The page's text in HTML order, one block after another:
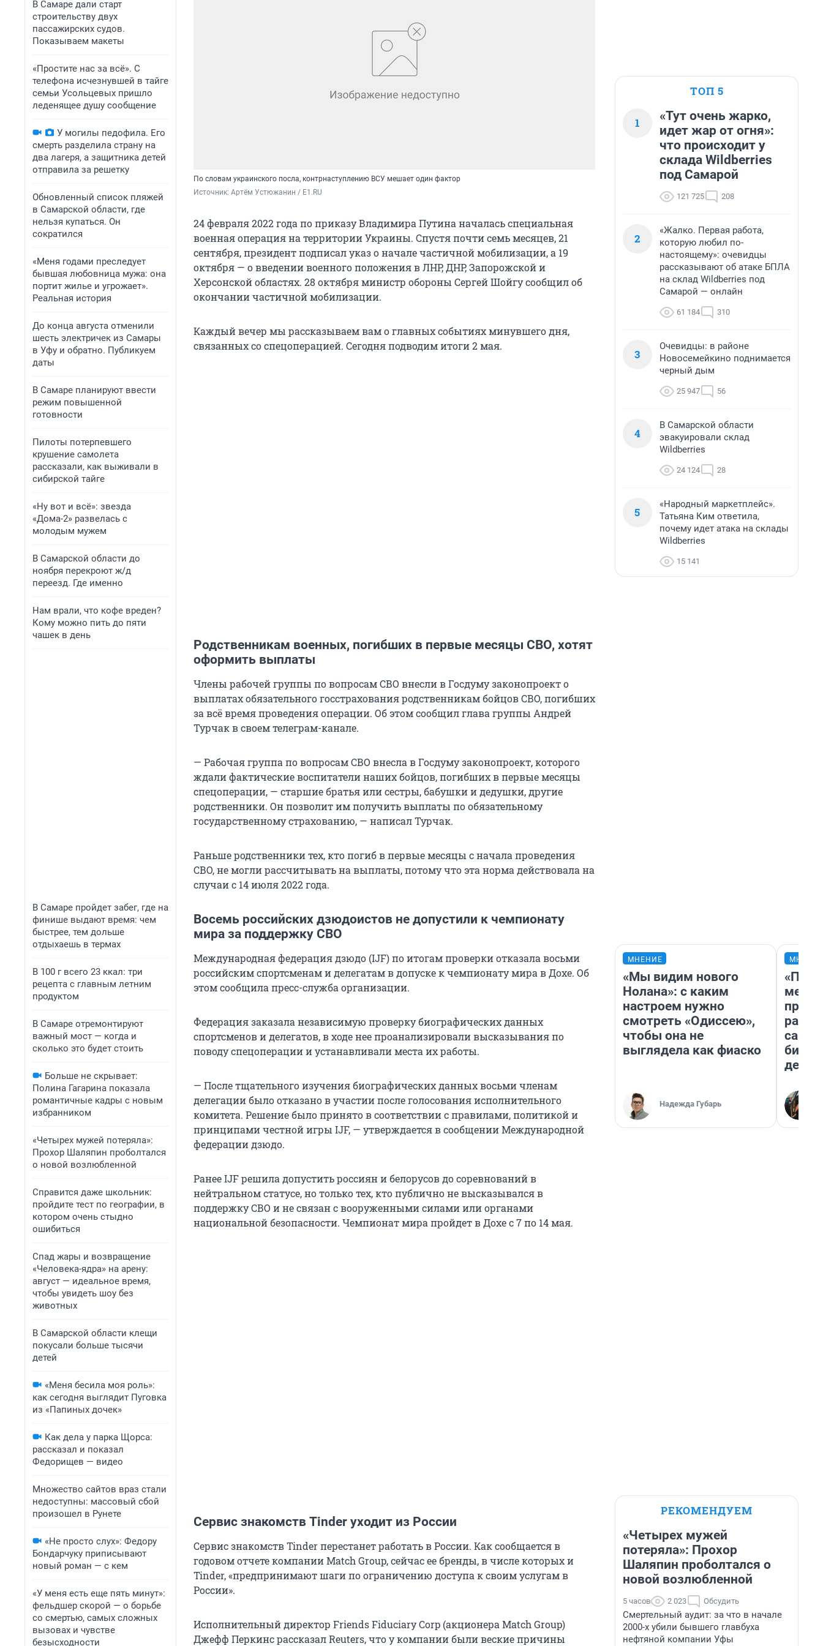
В Самаре дали старт
строительству двух
пассажирских судов.
Показываем макеты
«Простите нас за всё». С
телефона исчезнувшей в тайге
семьи Усольцевых пришло
леденящее душу сообщение
У могилы педофила. Его
смерть разделила страну на
два лагеря, а защитника детей
отправила за решетку
Обновленный список пляжей
в Самарской области, где
нельзя купаться. Он
сократился
«Меня годами преследует
бывшая любовница мужа: она
портит жилье и угрожает».
Реальная история
До конца августа отменили
шесть электричек из Самары
в Уфу и обратно. Публикуем
даты
В Самаре планируют ввести
режим повышенной
готовности
Пилоты потерпевшего
крушение самолета
рассказали, как выживали в
сибирской тайге
«Ну вот и всё»: звезда
«Дома-2» развелась с
молодым мужем
В Самарской области до
ноября перекроют ж/д
переезд. Где именно
Нам врали, что кофе вреден?
Кому можно пить до пяти
чашек в день
В Самаре пройдет забег, где на
финише выдают время: чем
быстрее, тем дольше
отдыхаешь в термах
В 100 г всего 23 ккал: три
рецепта с главным летним
продуктом
В Самаре отремонтируют
важный мост — когда и
сколько это будет стоить
Больше не скрывает:
Полина Гагарина показала
романтичные кадры с новым
избранником
«Четырех мужей потеряла»:
Прохор Шаляпин проболтался
о новой возлюбленной
Справится даже школьник:
пройдите тест по географии, в
котором очень стыдно
ошибиться
Спад жары и возвращение
«Человека-ядра» на арену:
август — идеальное время,
чтобы увидеть шоу без
животных
В Самарской области клещи
покусали больше тысячи
детей
«Меня бесила моя роль»:
как сегодня выглядит Пуговка
из «Папиных дочек»
Как дела у парка Щорса:
рассказал и показал
Федорищев — видео
Множество сайтов враз стали
недоступны: массовый сбой
произошел в Рунете
«Не просто слух»: Федору
Бондарчуку приписывают
новый роман — с кем
«У меня есть еще пять минут»:
фельдшер скорой — о борьбе
со смертью, самых сложных
вызовах и чувстве
безысходности
По словам украинского посла, контрнаступлению ВСУ мешает один фактор
Источник: Артём Устюжанин / E1.RU
24 февраля 2022 года по приказу Владимира Путина началась специальная
военная операция на территории Украины. Спустя почти семь месяцев, 21
сентября, президент подписал указ о начале частичной мобилизации, а 19
октября — о введении военного положения в ЛНР, ДНР, Запорожской и
Херсонской областях. 28 октября министр обороны Сергей Шойгу сообщил об
окончании частичной мобилизации.
Каждый вечер мы рассказываем вам о главных событиях минувшего дня,
связанных со спецоперацией. Сегодня подводим итоги 2 мая.
Родственникам военных, погибших в первые месяцы СВО, хотят
оформить выплаты
Члены рабочей группы по вопросам СВО внесли в Госдуму законопроект о
выплатах обязательного госстрахования родственникам бойцов СВО, погибших
за всё время проведения операции. Об этом сообщил глава группы Андрей
Турчак в своем телеграм-канале.
— Рабочая группа по вопросам СВО внесла в Госдуму законопроект, которого
ждали фактические воспитатели наших бойцов, погибших в первые месяцы
спецоперации, — старшие братья или сестры, бабушки и дедушки, другие
родственники. Он позволит им получить выплаты по обязательному
государственному страхованию, — написал Турчак.
Раньше родственники тех, кто погиб в первые месяцы с начала проведения
СВО, не могли рассчитывать на выплаты, потому что эта норма действовала на
случаи с 14 июля 2022 года.
Восемь российских дзюдоистов не допустили к чемпионату
мира за поддержку СВО
Международная федерация дзюдо (IJF) по итогам проверки отказала восьми
российским спортсменам и делегатам в допуске к чемпионату мира в Дохе. Об
этом сообщила пресс-служба организации.
Федерация заказала независимую проверку биографических данных
спортсменов и делегатов, в ходе нее проанализировали высказывания по
поводу спецоперации и устанавливали места их работы.
— После тщательного изучения биографических данных восьми членам
делегации было отказано в участии после голосования исполнительного
комитета. Решение было принято в соответствии с правилами, политикой и
принципами честной игры IJF, — утверждается в сообщении Международной
федерации дзюдо.
Ранее IJF решила допустить россиян и белорусов до соревнований в
нейтральном статусе, но только тех, кто публично не высказывался в
поддержку СВО и не связан с вооруженными силами или органами
национальной безопасности. Чемпионат мира пройдет в Дохе с 7 по 14 мая.
Сервис знакомств Tinder уходит из России
Сервис знакомств Tinder перестанет работать в России. Как сообщается в
годовом отчете компании Match Group, сейчас ее бренды, в числе которых и
Tinder, «предпринимают шаги по ограничению доступа к своим услугам в
России».
Исполнительный директор Friends Fiduciary Corp (акционера Match Group)
Джефф Перкинс рассказал Reuters, что у компании были веские причины
ТОП 5
1
«Тут очень жарко,
идет жар от огня»:
что происходит у
склада Wildberries
под Самарой
121 725 208
2
«Жалко. Первая работа,
которую любил по-
настоящему»: очевидцы
рассказывают об атаке БПЛА
на склад Wildberries под
Самарой — онлайн
61 184 310
3
Очевидцы: в районе
Новосемейкино поднимается
черный дым
25 947 56
4
В Самарской области
эвакуировали склад
Wildberries
24 124 28
5
«Народный маркетплейс».
Татьяна Ким ответила,
почему идет атака на склады
Wildberries
15 141
МНЕНИЕ
«Мы видим нового
Нолана»: с каким
настроем нужно
смотреть «Одиссею»,
чтобы она не
выглядела как фиаско
Надежда Губарь
РЕКОМЕНДУЕМ
«Четырех мужей
потеряла»: Прохор
Шаляпин проболтался о
новой возлюбленной
5 часов 2 023 Обсудить
Смертельный аудит: за что в начале
2000-х убили бывшего главбуха
нефтяной компании Уфы